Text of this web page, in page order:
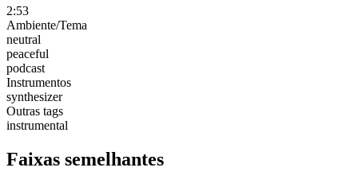
2:53
Ambiente/Tema
neutral
peaceful
podcast
Instrumentos
synthesizer
Outras tags
instrumental
Faixas semelhantes